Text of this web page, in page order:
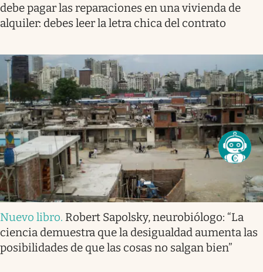
debe pagar las reparaciones en una vivienda de
alquiler: debes leer la letra chica del contrato
Nuevo libro. Robert Sapolsky, neurobiólogo: “La
ciencia demuestra que la desigualdad aumenta las
posibilidades de que las cosas no salgan bien”